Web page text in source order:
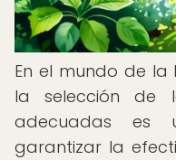
En el mundo de
la selección de
adecuadas es
garantizar la